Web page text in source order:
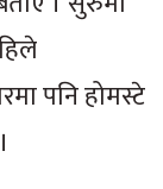
पनि होमस्टे